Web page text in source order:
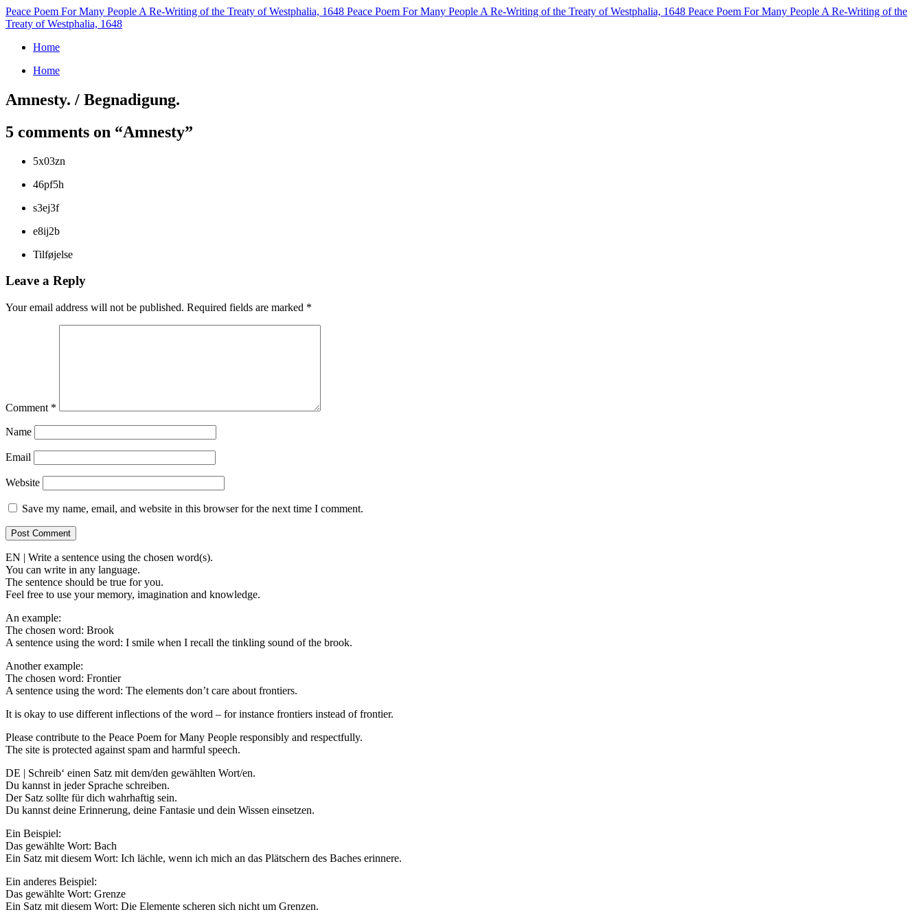
Peace Poem For Many People A Re-Writing of the Treaty of Westphalia, 1648 Peace Poem For Many People A Re-Writing of the Treaty of Westphalia, 1648 Peace Poem For Many People A Re-Writing of the
Treaty of Westphalia, 1648
Home
Home
Amnesty. / Begnadigung.
5 comments on “Amnesty”
5x03zn
46pf5h
s3ej3f
e8ij2b
Tilføjelse
Leave a Reply
Your email address will not be published. Required fields are marked *
Comment *
Name
Email
Website
Save my name, email, and website in this browser for the next time I comment.
EN | Write a sentence using the chosen word(s).
You can write in any language.
The sentence should be true for you.
Feel free to use your memory, imagination and knowledge.
An example:
The chosen word: Brook
A sentence using the word: I smile when I recall the tinkling sound of the brook.
Another example:
The chosen word: Frontier
A sentence using the word: The elements don’t care about frontiers.
It is okay to use different inflections of the word – for instance frontiers instead of frontier.
Please contribute to the Peace Poem for Many People responsibly and respectfully.
The site is protected against spam and harmful speech.
DE | Schreib‘ einen Satz mit dem/den gewählten Wort/en.
Du kannst in jeder Sprache schreiben.
Der Satz sollte für dich wahrhaftig sein.
Du kannst deine Erinnerung, deine Fantasie und dein Wissen einsetzen.
Ein Beispiel:
Das gewählte Wort: Bach
Ein Satz mit diesem Wort: Ich lächle, wenn ich mich an das Plätschern des Baches erinnere.
Ein anderes Beispiel:
Das gewählte Wort: Grenze
Ein Satz mit diesem Wort: Die Elemente scheren sich nicht um Grenzen.